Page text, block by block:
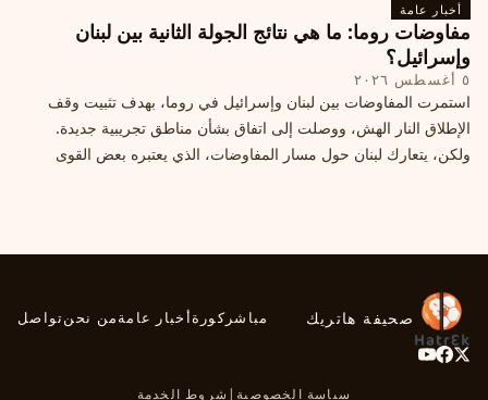
أخبار عامة
مفاوضات روما: ما هي نتائج الجولة الثانية بين لبنان
وإسرائيل؟
٥ أغسطس ٢٠٢٦
استمرت المفاوضات بين لبنان وإسرائيل في روما، بهدف تثبيت وقف
الإطلاق النار الهش، ووصلت إلى اتفاق بشأن مناطق تجريبية جديدة.
ولكن، يتعارك لبنان حول مسار المفاوضات، الذي يعتبره بعض القوى
صحيفة هاتريك مباشر كورةأخبار عامةمن نحنتواصل
سياسة الخصوصية | شروط الخدمة